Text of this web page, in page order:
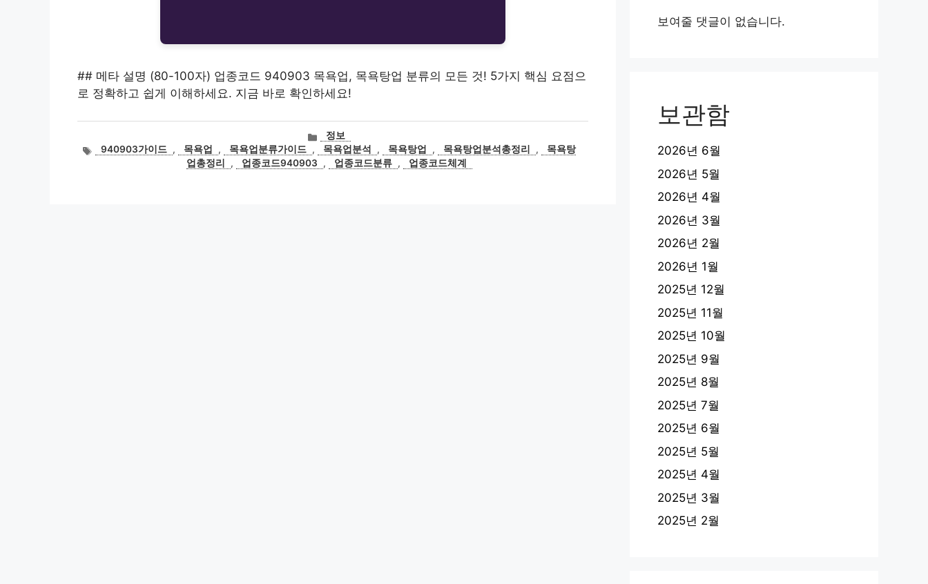
## 메타 설명 (80-100자) 업종코드 940903 목욕업, 목욕탕업 분류의 모든 것! 5가지 핵심 요점으
로 정확하고 쉽게 이해하세요. 지금 바로 확인하세요!
카
테
정보
태940903가이드 , 목욕업 , 목욕업분류가이드 , 목욕업분석 , 목욕탕업 , 목욕탕업분석총정리 ,
목욕탕
업총정리
, 업종코드940903 , 업종코드분류 , 업종코드체계
보여줄 댓글이 없습니다.
보관함
2026년 6월
2026년 5월
2026년 4월
2026년 3월
2026년 2월
2026년 1월
2025년 12월
2025년 11월
2025년 10월
2025년 9월
2025년 8월
2025년 7월
2025년 6월
2025년 5월
2025년 4월
2025년 3월
2025년 2월